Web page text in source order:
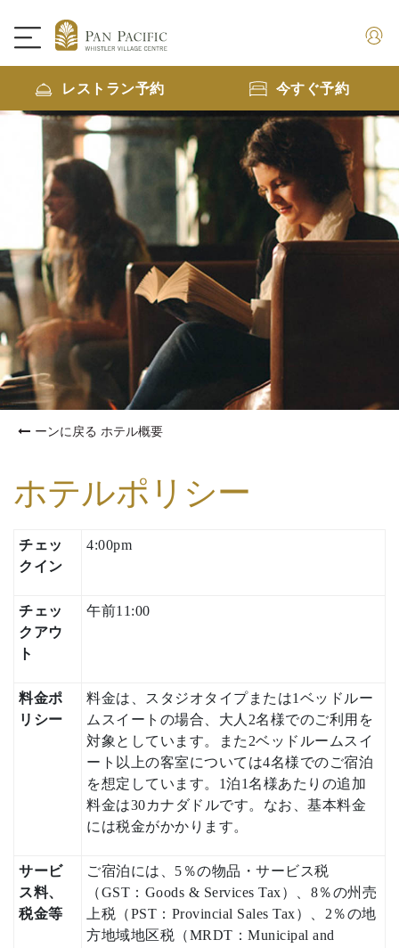
レストラン予約 今すぐ予約
ーンに戻る ホテル概要
ホテルポリシー
チェッ
クイン
4:00pm
チェッ
クアウ
ト
午前11:00
料金ポ
リシー
料金は、スタジオタイプまたは1ベッドルー
ムスイートの場合、大人2名様でのご利用を
対象としています。また2ベッドルームスイ
ート以上の客室については4名様でのご宿泊
を想定しています。1泊1名様あたりの追加
料金は30カナダドルです。なお、基本料金
には税金がかかります。
サービ
ス料、
税金等
ご宿泊には、5％の物品・サービス税
（GST：Goods & Services Tax）、8％の州売
上税（PST：Provincial Sales Tax）、2％の地
方地域地区税（MRDT：Municipal and